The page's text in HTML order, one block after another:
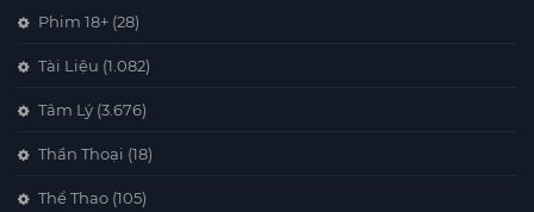
Phim 18+ (28)
Tài Liệu (1.082)
Tâm Lý (3.676)
Thần Thoại (18)
Thể Thao (105)